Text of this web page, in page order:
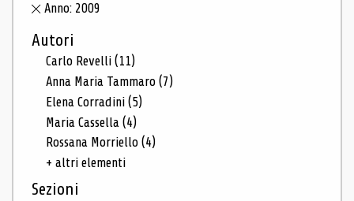
Anno: 2009
Autori
Carlo Revelli(11)
Anna Maria Tammaro(7)
Elena Corradini(5)
Maria Cassella(4)
Rossana Morriello(4)
+ altri elementi
Sezioni